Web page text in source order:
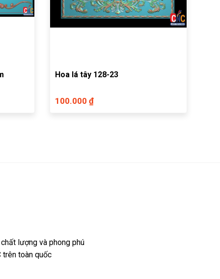
Hoa lá tây 128-23
100.000 ₫
lượng và phong phú
trên toàn quốc